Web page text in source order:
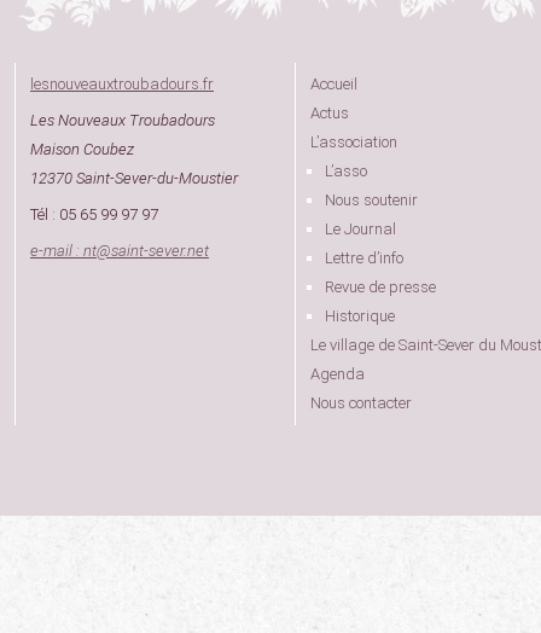
lesnouveauxtroubadours.fr
Les Nouveaux Troubadours
Maison Coubez
12370 Saint-Sever-du-Moustier
Tél : 05 65 99 97 97
e-mail : nt@saint-sever.net
Accueil
Actus
L’association
L’asso
Nous soutenir
Le Journal
Lettre d’info
Revue de presse
Historique
Le village de Saint-Sever du
Agenda
Nous contacter